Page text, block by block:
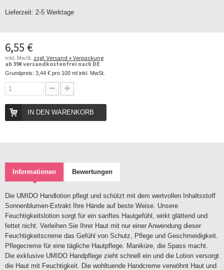
Lieferzeit: 2-5 Werktage
6,55 €
inkl. MwSt. zzgl. Versand + Verpackung
ab 39€ versandkostenfrei nach DE
Grundpreis: 3,44 € pro 100 ml inkl. MwSt.
IN DEN WARENKORB
Informationen Bewertungen
Die UMIDO Handlotion pflegt und schützt mit dem wertvollen Inhaltsstoff
Sonnenblumen-Extrakt Ihre Hände auf beste Weise. Unsere
Feuchtigkeitslotion sorgt für ein sanftes Hautgefühl, wirkt glättend und
fettet nicht. Verleihen Sie Ihrer Haut mit nur einer Anwendung dieser
Feuchtigkeitscreme das Gefühl von Schutz, Pflege und Geschmeidigkeit.
Pflegecreme für eine tägliche Hautpflege. Maniküre, die Spass macht.
Die exklusive UMIDO Handpflege zieht schnell ein und die Lotion versorgt
die Haut mit Feuchtigkeit. Die wohltuende Handcreme verwöhnt Haut und